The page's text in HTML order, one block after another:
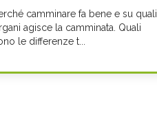
camminare fa bene e su quali
agisce la camminata. Quali
le differenze t...